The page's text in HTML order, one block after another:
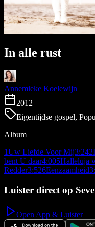
In alle rust
Annemieke Koelewijn
2012
Eigentijdse gospel,
Album
1Uw Liefde Voor Mij3:242
bent U daar4:005Halleluja
Redder3:526Eenzaamheid
Luister direct op
Open App & Luister